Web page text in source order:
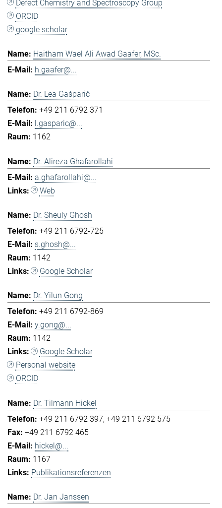
Defect Chemistry and Spectroscopy Group
ORCID
google scholar
Haitham Wael Ali Awad Gaafer, MSc.
h.gaafer@...
Dr. Lea Gašparič
+49 211 6792 371
l.gasparic@...
1162
Dr. Alireza Ghafarollahi
a.ghafarollahi@...
Web
Dr. Sheuly Ghosh
+49 211 6792-725
s.ghosh@...
1142
Google Scholar
Dr. Yilun Gong
+49 211 6792-869
y.gong@...
1142
Google Scholar
Personal website
ORCID
Dr. Tilmann Hickel
+49 211 6792 397 +49 211 6792 575
+49 211 6792 465
hickel@...
1167
Publikationsreferenzen
Dr. Jan Janssen